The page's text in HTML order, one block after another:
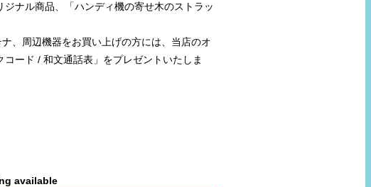
ナル商品、「ハンディ機の寄せ木のストラッ
、周辺機器をお買い上げの方には、当店のオ
ード / 和文通話表」をプレゼントいたしま
available